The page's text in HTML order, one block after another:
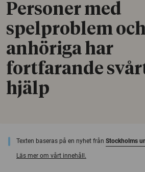
Personer med
spelproblem
anhöriga har
fortfarande
hjälp
Texten baseras på en nyhet från Stockholms
Läs mer om vårt innehåll.